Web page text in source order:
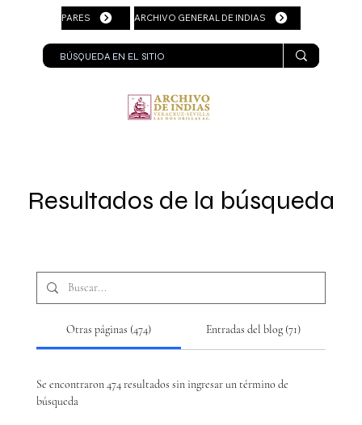
PARES ARCHIVO GENERAL DE INDIAS
Otras páginas (474) Entradas del blog (71)
Se encontraron 474 resultados sin ingresar un término de
búsqueda
Resultados de la búsqueda